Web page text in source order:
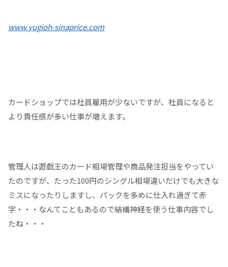
www.yugioh-sinaprice.com
カードショップでは社員雇用が少ないですが、社員になると
より責任感が多い仕事が増えます。
管理人は遊戯王のカード相場管理や商品発注担当をやってい
たのですが、たった100円のシングル相場違いだけでも大きな
ミスになったりしますし、パックを多めに仕入れ過ぎて赤
字・・・なんてこともあるので結構神経を使う仕事内容でし
たね・・・